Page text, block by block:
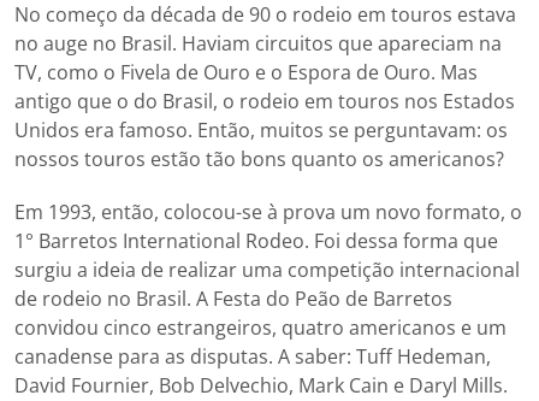
No começo da década de 90 o rodeio em touros estava
no auge no Brasil. Haviam circuitos que apareciam na
TV, como o Fivela de Ouro e o Espora de Ouro. Mas
antigo que o do Brasil, o rodeio em touros nos Estados
Unidos era famoso. Então, muitos se perguntavam: os
nossos touros estão tão bons quanto os americanos?
Em 1993, então, colocou-se à prova um novo formato, o
1° Barretos International Rodeo. Foi dessa forma que
surgiu a ideia de realizar uma competição internacional
de rodeio no Brasil. A Festa do Peão de Barretos
convidou cinco estrangeiros, quatro americanos e um
canadense para as disputas. A saber: Tuff Hedeman,
David Fournier, Bob Delvechio, Mark Cain e Daryl Mills.